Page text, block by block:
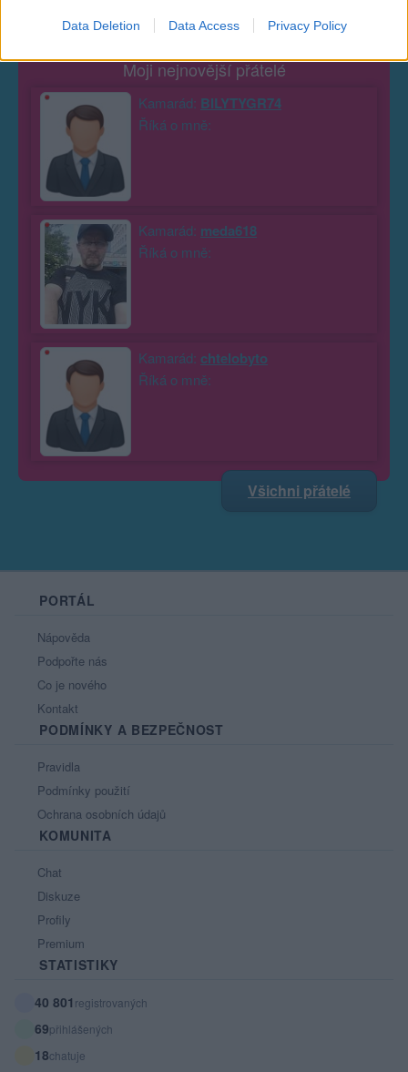
Data Deletion Data Access Privacy Policy
Moji nejnovější přátelé
Kamarád: BILYTYGR74
Říká o mně:
Kamarád: meda618
Říká o mně:
Kamarád: chtelobyto
Říká o mně:
Všichni přátelé
PORTÁL
Nápověda
Podpořte nás
Co je nového
Kontakt
PODMÍNKY A BEZPEČNOST
Pravidla
Podmínky použití
Ochrana osobních údajů
KOMUNITA
Chat
Diskuze
Profily
Premium
STATISTIKY
40 801 registrovaných
69přihlášených
18chatuje